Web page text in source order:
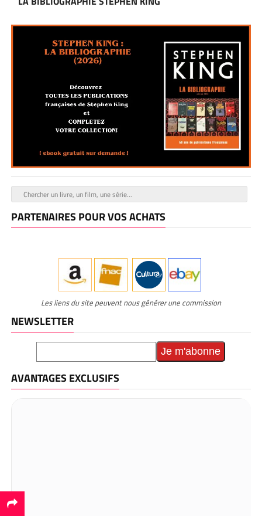
PARTENAIRES POUR VOS ACHATS
Les liens du site peuvent nous générer une commission
NEWSLETTER
AVANTAGES EXCLUSIFS